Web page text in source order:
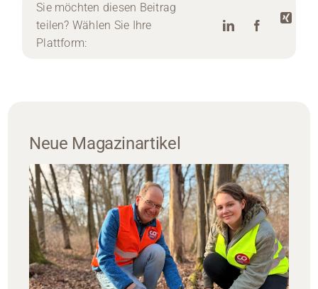
Sie möchten diesen Beitrag
teilen? Wählen Sie Ihre
Plattform:
Neue Magazinartikel